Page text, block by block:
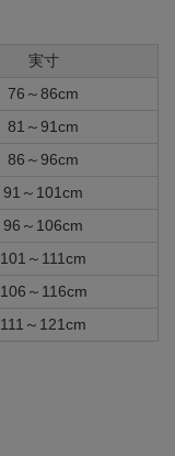
実寸
76～86cm
81～91cm
86～96cm
91～101cm
96～106cm
101～111cm
106～116cm
111～121cm